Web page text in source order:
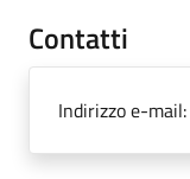
Contatti
Indirizzo e-mail: